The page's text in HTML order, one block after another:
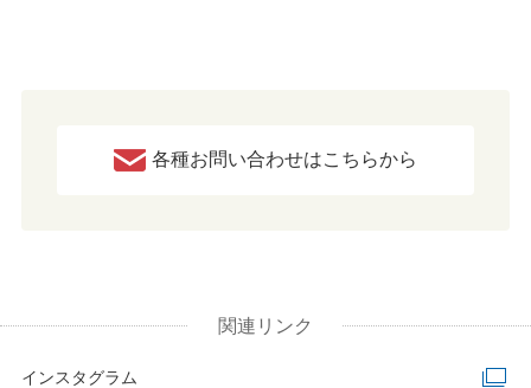
各種お問い合わせはこちらから
関連リンク
インスタグラム